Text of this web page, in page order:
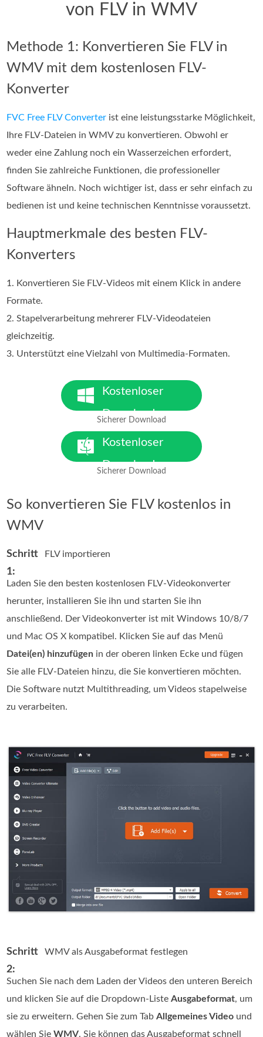
von FLV in WMV
Methode 1: Konvertieren Sie FLV in
WMV mit dem kostenlosen FLV-
Konverter
FVC Free FLV Converter ist eine leistungsstarke Möglichkeit,
Ihre FLV-Dateien in WMV zu konvertieren. Obwohl er
weder eine Zahlung noch ein Wasserzeichen erfordert,
finden Sie zahlreiche Funktionen, die professioneller
Software ähneln. Noch wichtiger ist, dass er sehr einfach zu
bedienen ist und keine technischen Kenntnisse voraussetzt.
Hauptmerkmale des besten FLV-
Konverters
1. Konvertieren Sie FLV-Videos mit einem Klick in andere
Formate.
2. Stapelverarbeitung mehrerer FLV-Videodateien
gleichzeitig.
3. Unterstützt eine Vielzahl von Multimedia-Formaten.
Kostenloser
Download
Sicherer Download
Kostenloser
Download
Sicherer Download
So konvertieren Sie FLV kostenlos in
WMV
Schritt
1:
FLV importieren
Laden Sie den besten kostenlosen FLV-Videokonverter
herunter, installieren Sie ihn und starten Sie ihn
anschließend. Der Videokonverter ist mit Windows 10/8/7
und Mac OS X kompatibel. Klicken Sie auf das Menü
Datei(en) hinzufügen in der oberen linken Ecke und fügen
Sie alle FLV-Dateien hinzu, die Sie konvertieren möchten.
Die Software nutzt Multithreading, um Videos stapelweise
zu verarbeiten.
Schritt
2:
WMV als Ausgabeformat festlegen
Suchen Sie nach dem Laden der Videos den unteren Bereich
und klicken Sie auf die Dropdown-ListeAusgabeformat, um
sie zu erweitern. Gehen Sie zum TabAllgemeines Video und
wählen SieWMV. Sie können das Ausgabeformat schnell